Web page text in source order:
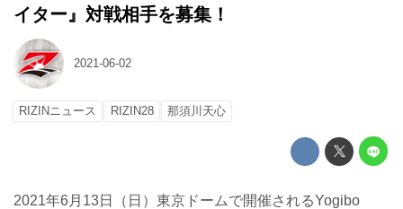
イター』対戦相手を募集！
2021-06-02
RIZINニュース RIZIN28 那須川天心
2021年6月13日（日）東京ドームで開催されるYogibo